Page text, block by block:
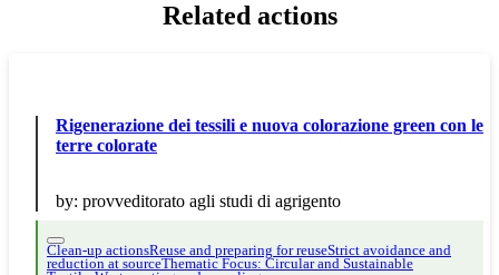
Related actions
Rigenerazione dei tessili e nuova colorazione green con le
terre colorate
by: provveditorato agli studi di agrigento
Clean-up actionsReuse and preparing for reuseStrict avoidance and
reduction at sourceThematic Focus: Circular and Sustainable